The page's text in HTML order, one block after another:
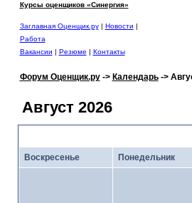
Курсы оценщиков «Синергия»
Заглавная Оценщик.ру| Новости |
Работа
Вакансии | Резюме | Контакты
Форум Оценщик.ру-> Календарь->
Август 2026
Воскресенье Понедельник